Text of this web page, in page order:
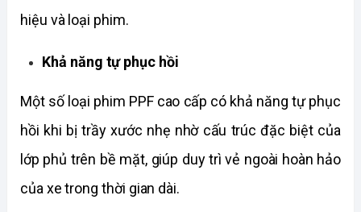
hiệu và loại phim.
Khả năng tự phục hồi
Một số loại phim PPF cao cấp có khả năng tự phục
hồi khi bị trầy xước nhẹ nhờ cấu trúc đặc biệt của
lớp phủ trên bề mặt, giúp duy trì vẻ ngoài hoàn hảo
của xe trong thời gian dài.